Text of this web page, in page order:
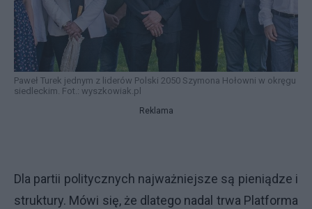
Paweł Turek jednym z liderów Polski 2050 Szymona Hołowni w okręgu
siedleckim. Fot.: wyszkowiak.pl
Reklama
Dla partii politycznych najważniejsze są pieniądze i
struktury. Mówi się, że dlatego nadal trwa Platforma